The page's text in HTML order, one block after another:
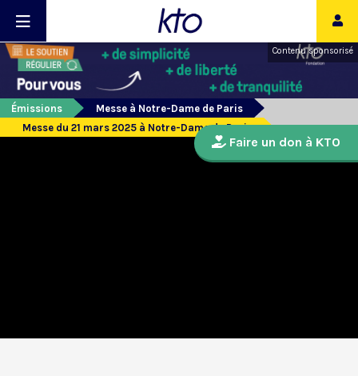
Contenu sponsorisé
Émissions
Messe à Notre-Dame de Paris
Messe du 21 mars 2025 à Notre-Dame de Paris
Faire un don à KTO